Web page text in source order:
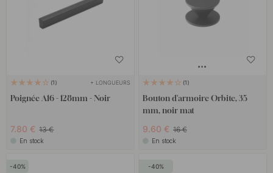
1 + LONGUEURS
Poignée A16 - 128mm - Noir
7.80 € 13 €
En stock
1
Bouton d'armoire Orbite, 35
mm, noir mat
9.60 € 16 €
En stock
40
40